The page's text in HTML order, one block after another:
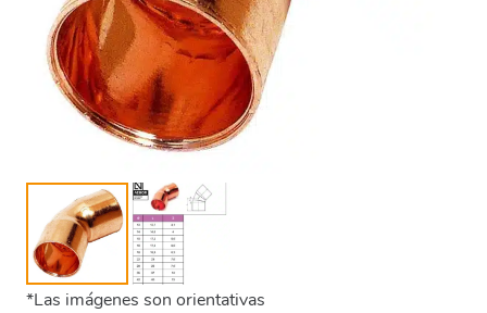
*Las imágenes son orientativas